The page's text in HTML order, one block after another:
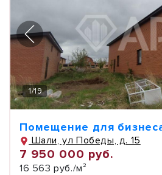
1/19
Помещение для
Шали, ул Победы, д. 15
7 950 000 руб.
16 563 руб./м²